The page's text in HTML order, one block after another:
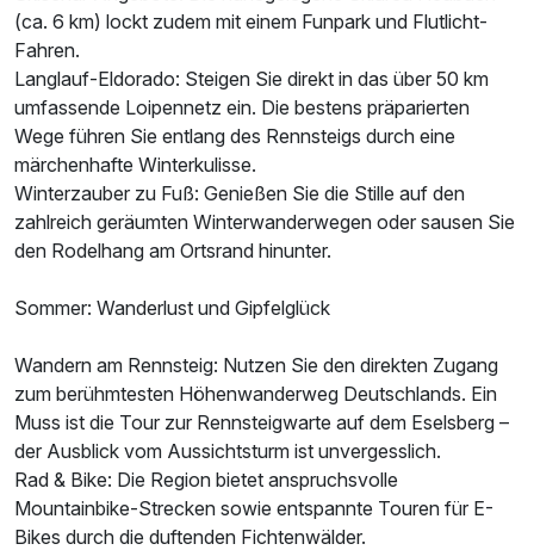
Ausstattung
Für 4 Tage p.P. ab305,00 €
Doppelzimmer Premium
(ca. 6 km) lockt zudem mit einem Funpark und Flutlicht-
Fahren.
Langlauf-Eldorado: Steigen Sie direkt in das über 50 km
umfassende Loipennetz ein. Die bestens präparierten
Wege führen Sie entlang des Rennsteigs durch eine
märchenhafte Winterkulisse.
Winterzauber zu Fuß: Genießen Sie die Stille auf den
zahlreich geräumten Winterwanderwegen oder sausen Sie
den Rodelhang am Ortsrand hinunter.
Sommer: Wanderlust und Gipfelglück
Wandern am Rennsteig: Nutzen Sie den direkten Zugang
zum berühmtesten Höhenwanderweg Deutschlands. Ein
Muss ist die Tour zur Rennsteigwarte auf dem Eselsberg –
der Ausblick vom Aussichtsturm ist unvergesslich.
Rad & Bike: Die Region bietet anspruchsvolle
Mountainbike-Strecken sowie entspannte Touren für E-
Bikes durch die duftenden Fichtenwälder.